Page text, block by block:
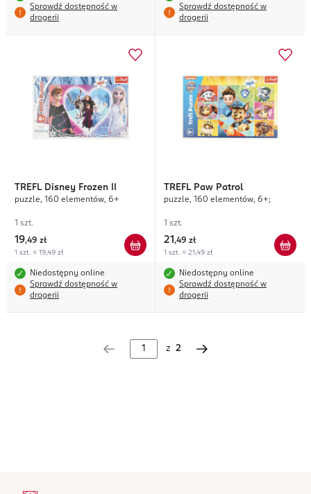
Sprawdź dostępność w
drogerii
Sprawdź dostępność w
drogerii
TREFL Disney Frozen II
puzzle, 160 elementów, 6+
1 szt.
19,49 zł
1 szt. = 19,49 zł
Niedostępny online
Sprawdź dostępność w
drogerii
TREFL Paw Patrol
puzzle, 160 elementów, 6+;
1 szt.
21 ,49 zł
1 szt. = 21,49 zł
Niedostępny online
Sprawdź dostępność w
drogerii
z 2